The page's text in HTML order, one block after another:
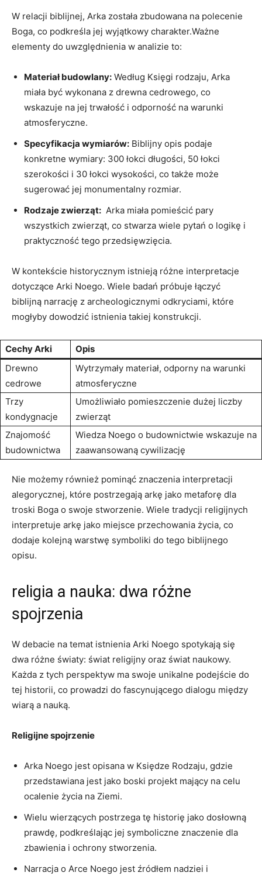
W relacji‌ biblijnej, Arka została zbudowana na‌ polecenie
Boga, co podkreśla jej wyjątkowy charakter.Ważne
elementy do​ uwzględnienia w⁢ analizie to:
Materiał budowlany: Według ⁤Księgi rodzaju, Arka
miała być wykonana⁤ z ‍drewna cedrowego, co
wskazuje na jej⁤ trwałość i odporność na warunki
atmosferyczne.
Specyfikacja ⁢wymiarów: ⁤Biblijny opis​ podaje
konkretne wymiary: 300 łokci długości, 50 łokci
szerokości i ‌30 łokci wysokości, co także może
sugerować ⁣jej monumentalny rozmiar.
Rodzaje zwierząt: ​ Arka miała pomieścić pary
wszystkich ​zwierząt, co‌ stwarza wiele ‍pytań‍ o logikę i
praktyczność tego przedsięwzięcia.
W kontekście historycznym istnieją różne interpretacje
‍dotyczące⁢ Arki Noego. Wiele badań próbuje łączyć
biblijną narrację z archeologicznymi odkryciami, które
mogłyby ​dowodzić istnienia takiej konstrukcji.
Cechy⁢ Arki
Opis
Drewno⁤
cedrowe
Wytrzymały materiał, odporny ⁢na warunki
atmosferyczne
Trzy
kondygnacje
Umożliwiało pomieszczenie dużej liczby
zwierząt
Znajomość
⁣budownictwa
Wiedza ⁣Noego o ‌budownictwie wskazuje ⁣na
zaawansowaną cywilizację
Nie możemy również pominąć znaczenia interpretacji
alegorycznej, które postrzegają arkę jako metaforę dla
troski Boga o⁢ swoje ​stworzenie.‌ Wiele ⁤tradycji religijnych
interpretuje⁤ arkę ⁣jako miejsce przechowania życia, co⁤
dodaje kolejną warstwę symboliki ‌do tego biblijnego
opisu.
religia a nauka: dwa różne
spojrzenia
W debacie na temat‌ istnienia Arki⁣ Noego spotykają się
⁢dwa różne światy: świat religijny oraz świat naukowy.
Każda z ⁣tych ⁢perspektyw‍ ma swoje unikalne podejście do
tej historii,‍ co prowadzi do fascynującego ⁢dialogu między
wiarą a nauką.
Religijne spojrzenie
Arka Noego jest​ opisana w Księdze Rodzaju, gdzie‍
przedstawiana jest jako boski projekt mający na celu
ocalenie życia na Ziemi.
Wielu wierzących postrzega tę ⁢historię⁣ jako dosłowną
prawdę, podkreślając jej symboliczne znaczenie dla
zbawienia i ochrony stworzenia.
Narracja o Arce Noego jest źródłem nadziei i